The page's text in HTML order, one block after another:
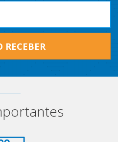
RECEBER